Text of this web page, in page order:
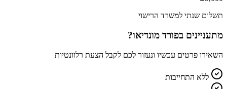
תשלום שנתי למשרד הרישוי
מתעניינים בפורד מונדיאו?
השאירו פרטים עכשיו ונעזור לכם לקבל הצעת רלוונטיות
ללא התחייבות